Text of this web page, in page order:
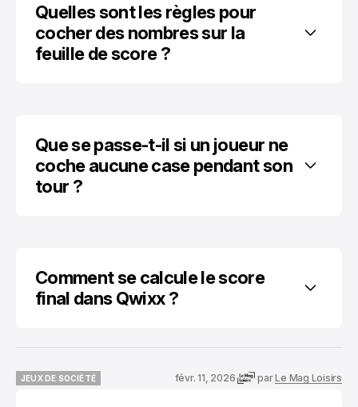
Quelles sont les règles pour
cocher des nombres sur la
feuille de score ?
Que se passe-t-il si un joueur ne
coche aucune case pendant son
tour ?
Comment se calcule le score
final dans Qwixx ?
JEUX DE SOCIÉTÉ
févr. 11, 2026 parLe Mag Loisirs